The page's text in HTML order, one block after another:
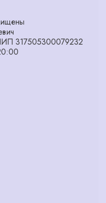
317505300079232